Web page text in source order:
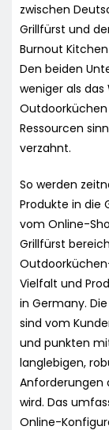
zwischen
Grillfürst und
Burnout
Den beiden
weniger als
Ressourcen
verzahnt.
So werden
Produkte in die
vom Online-
Grillfürst
Vielfalt und
in Germany.
sind vom
und punkten
langlebigen,
Anforderungen
wird. Das
Online-